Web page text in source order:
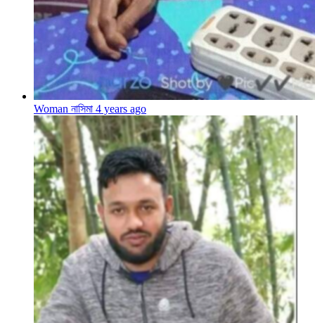
Woman নাসিমা 4 years ago